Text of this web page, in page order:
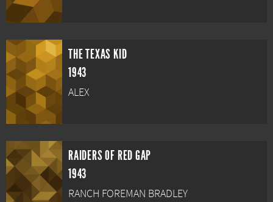
THE TEXAS KID
1943
ALEX
RAIDERS OF RED GAP
1943
RANCH FOREMAN BRADLEY